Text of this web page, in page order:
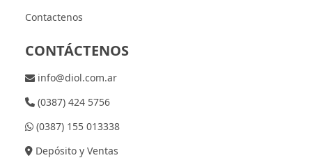
Contactenos
CONTÁCTENOS
info@diol.com.ar
(0387) 424 5756
(0387) 155 013338
Depósito y Ventas